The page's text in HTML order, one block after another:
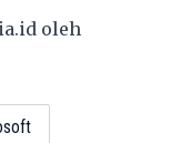
oleh